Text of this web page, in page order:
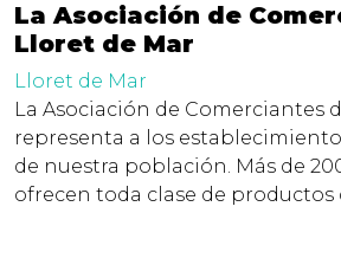
La Asociación de
Lloret de Mar
Lloret de Mar
La Asociación de Comerciantes
representa a los
de nuestra población. Más de
ofrecen toda clase de productos